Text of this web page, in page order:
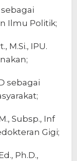
sebagai
Ilmu Politik;
M.Si., IPU.
sebagai
Subsp., Inf
Gigi;
Ph.D.,